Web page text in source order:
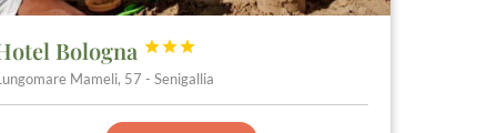
Bologna 


Mameli, 57 - Senigallia